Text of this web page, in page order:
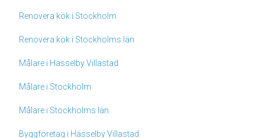
Renovera kök i Stockholm
Renovera kök i Stockholms län
Målare i Hässelby Villastad
Målare i Stockholm
Målare i Stockholms län
Byggföretag i Hässelby Villastad